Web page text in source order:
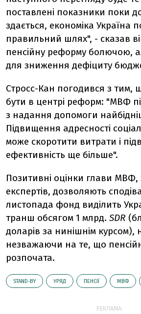
поставлені показники поки
здається, економіка Україна
правильний шлях", - сказав
пенсійну реформу болючою,
для зниження дефіциту
Стросс-Кан погодився з тим,
бути в центрі реформ: "МВФ
з надання допомоги
Підвищення адресності
може скоротити витрати і
ефективність ще більше".
Позитивні оцінки глави МВФ,
експертів, дозволяють
листопада фонд виділить
транш обсягом 1 млрд. SDR
доларів за нинішнім курсом),
незважаючи на те, що
розпочата.
STAND-BY УРЯД ПЕНСІЇ МВФ
РЕКЛАМА: